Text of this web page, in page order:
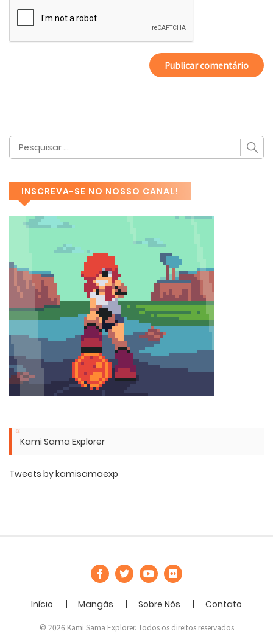
INSCREVA-SE NO NOSSO CANAL!
Kami Sama Explorer
Tweets by kamisamaexp
Início Mangás Sobre Nós Contato
© 2026 Kami Sama Explorer. Todos os direitos reservados